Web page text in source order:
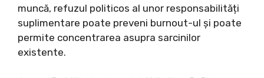
muncă, refuzul politicos al unor responsabilități
suplimentare poate preveni burnout-ul și poate
permite concentrarea asupra sarcinilor
existente.